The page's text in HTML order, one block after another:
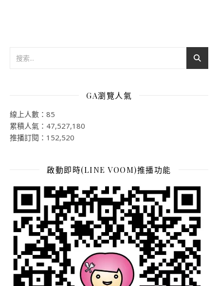
GA瀏覽人氣
線上人數：85
累積人氣：47,527,180
推播訂閱：152,520
啟動即時(LINE VOOM)推播功能